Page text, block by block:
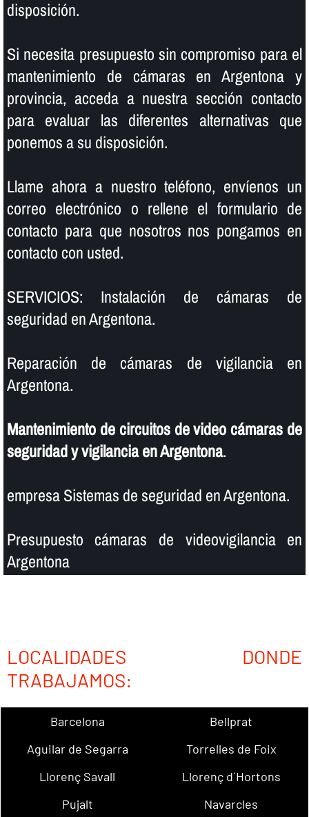
disposición.
Si necesita presupuesto sin compromiso para el
mantenimiento de cámaras en Argentona y
provincia, acceda a nuestra sección contacto
para evaluar las diferentes alternativas que
ponemos a su disposición.
Llame ahora a nuestro teléfono, enví­enos un
correo electrónico o rellene el formulario de
contacto para que nosotros nos pongamos en
contacto con usted.
SERVICIOS: Instalación de cámaras de
seguridad en Argentona.
Reparación de cámaras de vigilancia en
Argentona.
Mantenimiento de circuitos de video cámaras de
seguridad y vigilancia en Argentona.
empresa Sistemas de seguridad en Argentona.
Presupuesto cámaras de videovigilancia en
Argentona
LOCALIDADES DONDE
TRABAJAMOS:
Barcelona
Bellprat
Aguilar de Segarra
Torrelles de Foix
Llorenç Savall
Llorenç d´Hortons
Pujalt
Navarcles